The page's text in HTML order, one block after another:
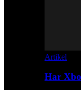
Artikel
Har